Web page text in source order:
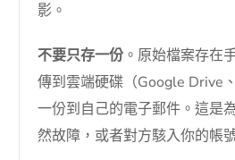
影。
不要只存一份 。原始檔案存在
傳到雲端硬碟（Google Drive
一份到自己的電子郵件。這是
然故障，或者對方駭入你的帳